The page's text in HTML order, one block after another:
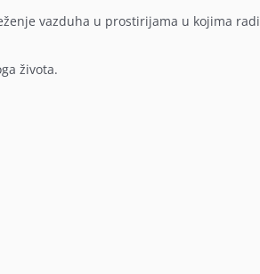
vazduha u prostirijama u kojima radi
života.